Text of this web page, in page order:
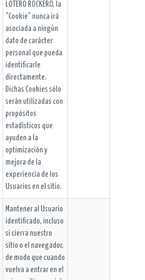
LOTERO ROCKERO, la
“Cookie” nunca irá
asociada a ningún
dato de carácter
personal que pueda
identificarle
directamente.
Dichas Cookies sólo
serán utilizadas con
propósitos
estadísticos que
ayuden a la
optimización y
mejora de la
experiencia de los
Usuarios en el sitio.
Mantener al Usuario
identificado, incluso
si cierra nuestro
sitio o el navegador,
de modo que cuando
vuelva a entrar en el